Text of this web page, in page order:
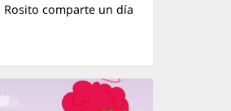
Rosito comparte un día